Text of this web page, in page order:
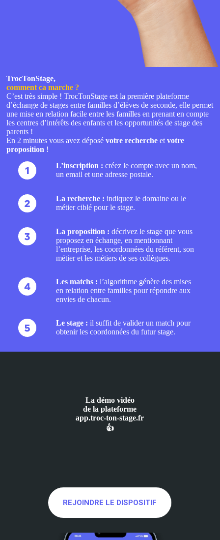
TrocTonStage,
comment ca marche ?
C’est très simple ! TrocTonStage est la première plateforme
d’échange de stages entre familles d’élèves de seconde, elle permet
une mise en relation facile entre les familles en prenant en compte
les centres d’intérêts des enfants et les opportunités de stage des
parents !
En 2 minutes vous avez déposévotre recherche etvotre
proposition !
L’inscription : créez le compte avec un nom,
un email et une adresse postale.
La recherche : indiquez le domaine ou le
métier ciblé pour le stage.
La proposition : décrivez le stage que vous
proposez en échange, en mentionnant
l’entreprise, les coordonnées du référent, son
métier et les métiers de ses collègues.
Les matchs : l’algorithme génère des mises
en relation entre familles pour répondre aux
envies de chacun.
Le stage : il suffit de valider un match pour
obtenir les coordonnées du futur stage.
La démo vidéo
de la plateforme
app.troc-ton-stage.fr
👍
REJOINDRE LE DISPOSITIF